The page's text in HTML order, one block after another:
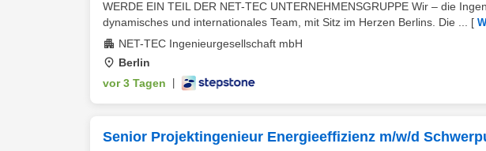
WERDE EIN TEIL DER NET-TEC UNTERNEHMENSGRUPPE Wir – die
dynamisches und internationales Team, mit Sitz im Herzen Berlins. Die ...
[
NET-TEC Ingenieurgesellschaft mbH
Berlin
vor 3 Tagen
Senior Projektingenieur Energieeffizienz m/w/d